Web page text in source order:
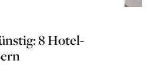
8 Hotel-